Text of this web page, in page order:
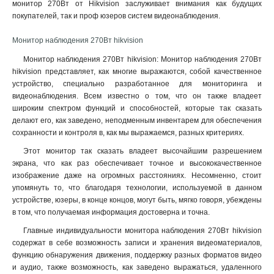
монитор 270Вт от Hikvision заслуживает внимания как будущих
покупателей, так и проф юзеров систем видеонаблюдения.
Монитор наблюдения 270Вт hikvision
Монитор наблюдения 270Вт hikvision: Монитор наблюдения 270Вт
hikvision представляет, как многие выражаются, собой качественное
устройство, специально разработанное для мониторинга и
видеонаблюдения. Всем известно о том, что он также владеет
широким спектром функций и способностей, которые так сказать
делают его, как заведено, неподменным инвентарем для обеспечения
сохранности и контроля в, как мы выражаемся, разных критериях.
Этот монитор так сказать владеет высочайшим разрешением
экрана, что как раз обеспечивает точное и высококачественное
изображение даже на огромных расстояниях. Несомненно, стоит
упомянуть то, что благодаря технологии, используемой в данном
устройстве, юзеры, в конце концов, могут быть, мягко говоря, убеждены
в том, что получаемая информация достоверна и точна.
Главные индивидуальности монитора наблюдения 270Вт hikvision
содержат в себе возможность записи и хранения видеоматериалов,
функцию обнаружения движения, поддержку разных форматов видео
и аудио, также возможность, как заведено выражаться, удаленного